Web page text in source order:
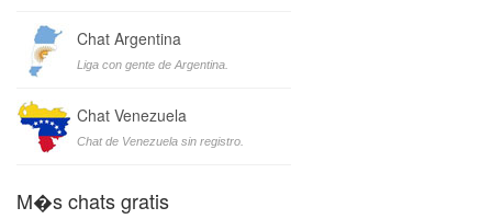
Chat Argentina
Liga con gente de Argentina.
Chat Venezuela
Chat de Venezuela sin registro.
M�s chats gratis